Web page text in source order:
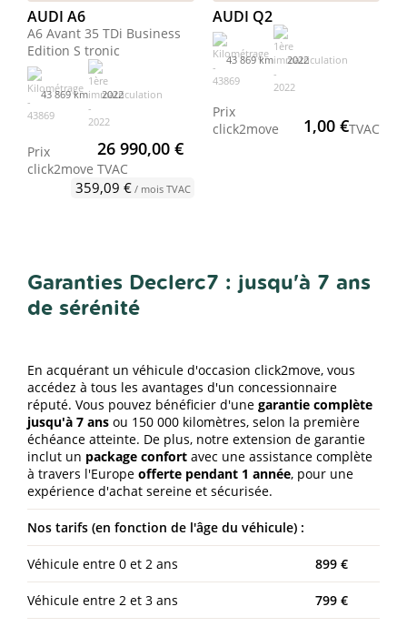
AUDI A6
A6 Avant 35 TDi Business
Edition S tronic
43 869 km 2022
Prix
click2move
26 990,00 €
TVAC
359,09 €/ mois TVAC
AUDI Q2
43 869 km 2022
Prix
click2move
1,00 €TVAC
Garanties Declerc7 : jusqu'à 7 ans
de sérénité
En acquérant un véhicule d'occasion click2move, vous
accédez à tous les avantages d'un concessionnaire
réputé. Vous pouvez bénéficier d'une garantie complète
jusqu'à 7 ans ou 150 000 kilomètres, selon la première
échéance atteinte. De plus, notre extension de garantie
inclut un package confort avec une assistance complète
à travers l'Europe offerte pendant 1 année, pour une
expérience d'achat sereine et sécurisée.
Nos tarifs (en fonction de l'âge du véhicule) :
Véhicule entre 0 et 2 ans 899 €
Véhicule entre 2 et 3 ans 799 €